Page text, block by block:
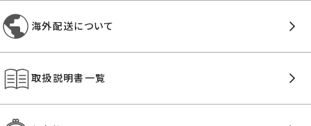
海外配送について
取扱説明書一覧